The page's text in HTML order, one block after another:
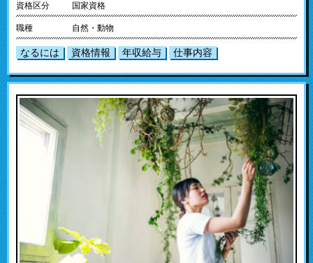
資格区分 国家資格
職種 自然・動物
なるには 資格情報 年収給与 仕事内容